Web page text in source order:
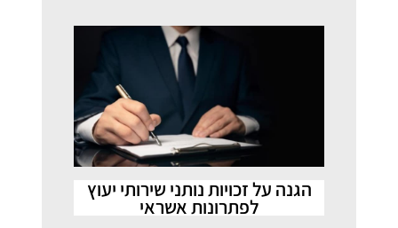
הגנה על זכויות נותני שירותי יעוץ
לפתרונות אשראי